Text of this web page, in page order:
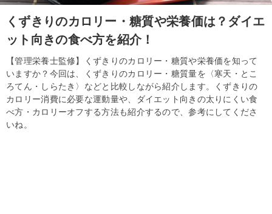
くずきりのカロリー・糖質や栄養価は？ダイエ
ット向きの食べ方を紹介！
【管理栄養士監修】くずきりのカロリー・糖質や栄養価を知って
いますか？今回は、くずきりのカロリー・糖質量を〈寒天・とこ
ろてん・しらたき〉などと比較しながら紹介します。くずきりの
カロリー消費に必要な運動量や、ダイエット向きの太りにくい食
べ方・カロリーオフする方法も紹介するので、参考にしてくださ
いね。